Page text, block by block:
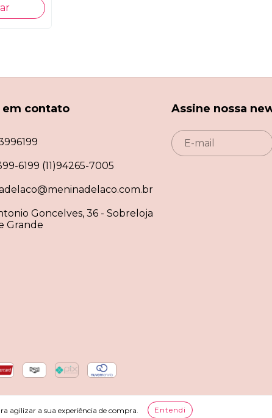
agilizar a sua experiência de compra. Entendi
em contato
6199 (11)94265-7005
Goncelves, 36 - Sobreloja
Grande
Assine nossa